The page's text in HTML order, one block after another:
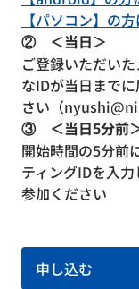
【パソコン】の
② ＜当日＞
ご登録いただい
なIDが当日まで
さい（
③ ＜当日5分前
開始時間の5分前
ティングIDを入
参加ください
申し込む